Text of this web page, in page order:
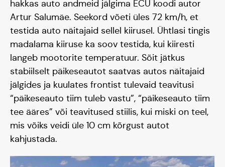
hakkas auto andmeid jälgima ECU koodi autor
Artur Salumäe. Seekord võeti üles 72 km/h, et
testida auto näitajaid sellel kiirusel. Ühtlasi tingis
madalama kiiruse ka soov testida, kui kiiresti
langeb mootorite temperatuur. Sõit jätkus
stabiilselt päikeseautot saatvas autos näitajaid
jälgides ja kuulates frontist tulevaid teavitusi
“päikeseauto tiim tuleb vastu”, “päikeseauto tiim
tee ääres” või teavitused stiilis, kui miski on teel,
mis võiks veidi üle 10 cm kõrgust autot
kahjustada.